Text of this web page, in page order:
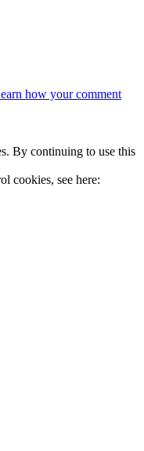
how your comment
By continuing to use this
cookies, see here: